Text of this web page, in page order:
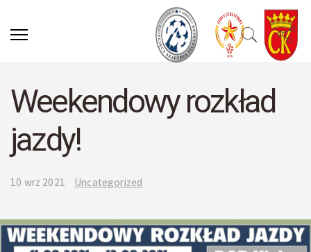
Weekendowy rozkład
jazdy!
10 wrz 2021 Uncategorized